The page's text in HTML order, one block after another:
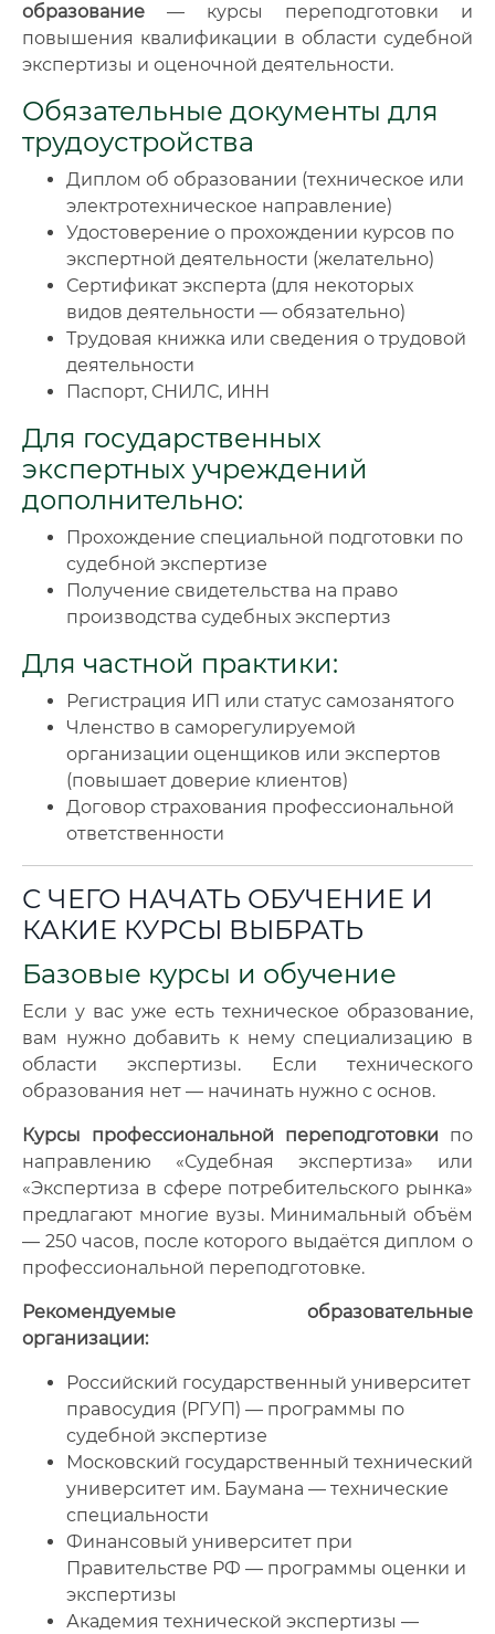
образование — курсы переподготовки и
повышения квалификации в области судебной
экспертизы и оценочной деятельности.
Обязательные документы для
трудоустройства
Диплом об образовании (техническое или
электротехническое направление)
Удостоверение о прохождении курсов по
экспертной деятельности (желательно)
Сертификат эксперта (для некоторых
видов деятельности — обязательно)
Трудовая книжка или сведения о трудовой
деятельности
Паспорт, СНИЛС, ИНН
Для государственных
экспертных учреждений
дополнительно:
Прохождение специальной подготовки по
судебной экспертизе
Получение свидетельства на право
производства судебных экспертиз
Для частной практики:
Регистрация ИП или статус самозанятого
Членство в саморегулируемой
организации оценщиков или экспертов
(повышает доверие клиентов)
Договор страхования профессиональной
ответственности
С ЧЕГО НАЧАТЬ ОБУЧЕНИЕ И
КАКИЕ КУРСЫ ВЫБРАТЬ
Базовые курсы и обучение
Если у вас уже есть техническое образование,
вам нужно добавить к нему специализацию в
области экспертизы. Если технического
образования нет — начинать нужно с основ.
Курсы профессиональной переподготовки по
направлению «Судебная экспертиза» или
«Экспертиза в сфере потребительского рынка»
предлагают многие вузы. Минимальный объём
— 250 часов, после которого выдаётся диплом о
профессиональной переподготовке.
Рекомендуемые образовательные
организации:
Российский государственный университет
правосудия (РГУП) — программы по
судебной экспертизе
Московский государственный технический
университет им. Баумана — технические
специальности
Финансовый университет при
Правительстве РФ — программы оценки и
экспертизы
Академия технической экспертизы —